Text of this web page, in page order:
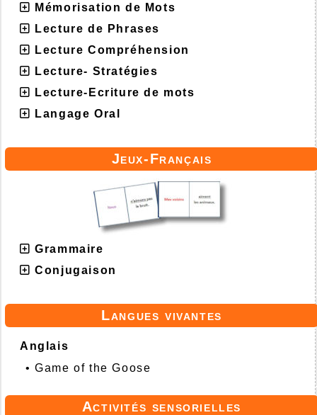
Mémorisation de Mots
Lecture de Phrases
Lecture Compréhension
Lecture- Stratégies
Lecture-Ecriture de mots
Langage Oral
Jeux-Français
Grammaire
Conjugaison
Langues vivantes
Anglais
•Game of the Goose
Activités sensorielles